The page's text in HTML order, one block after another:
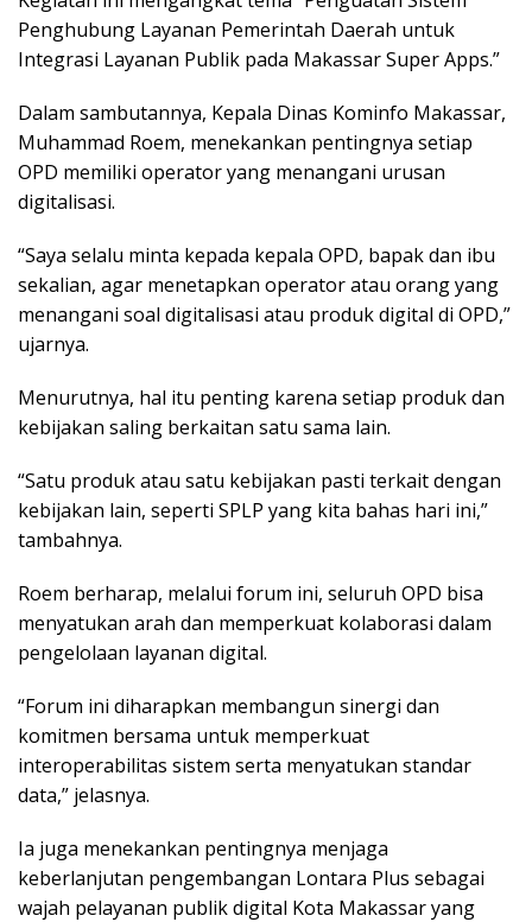
Penghubung Layanan Pemerintah Daerah untuk
Integrasi Layanan Publik pada Makassar Super Apps.”
Dalam sambutannya, Kepala Dinas Kominfo Makassar,
Muhammad Roem, menekankan pentingnya setiap
OPD memiliki operator yang menangani urusan
digitalisasi.
“Saya selalu minta kepada kepala OPD, bapak dan ibu
sekalian, agar menetapkan operator atau orang yang
menangani soal digitalisasi atau produk digital di OPD,”
ujarnya.
Menurutnya, hal itu penting karena setiap produk dan
kebijakan saling berkaitan satu sama lain.
“Satu produk atau satu kebijakan pasti terkait dengan
kebijakan lain, seperti SPLP yang kita bahas hari ini,”
tambahnya.
Roem berharap, melalui forum ini, seluruh OPD bisa
menyatukan arah dan memperkuat kolaborasi dalam
pengelolaan layanan digital.
“Forum ini diharapkan membangun sinergi dan
komitmen bersama untuk memperkuat
interoperabilitas sistem serta menyatukan standar
data,” jelasnya.
Ia juga menekankan pentingnya menjaga
keberlanjutan pengembangan Lontara Plus sebagai
wajah pelayanan publik digital Kota Makassar yang